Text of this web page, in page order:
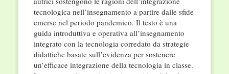
tecnologica nell’insegnamento a partire dalle sfide
emerse nel periodo pandemico. Il testo è una
guida introduttiva e operativa all’insegnamento
integrato con la tecnologia corredato da strategie
didattiche basate sull’evidenza per sostenere
un’efficace integrazione della tecnologia in classe.